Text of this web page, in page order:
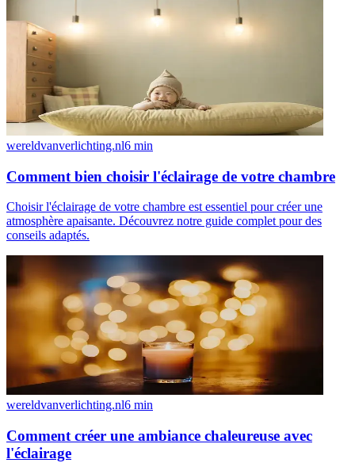
wereldvanverlichting.nl6 min
Comment bien choisir l'éclairage de votre chambre
Choisir l'éclairage de votre chambre est essentiel pour créer une
atmosphère apaisante. Découvrez notre guide complet pour des
conseils adaptés.
wereldvanverlichting.nl6 min
Comment créer une ambiance chaleureuse avec
l'éclairage